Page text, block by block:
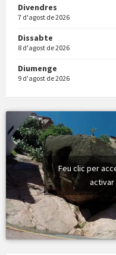
Divendres
7 d'agost de 2026
Dissabte
8 d'agost de 2026
Diumenge
9 d'agost de 2026
Feu clic per